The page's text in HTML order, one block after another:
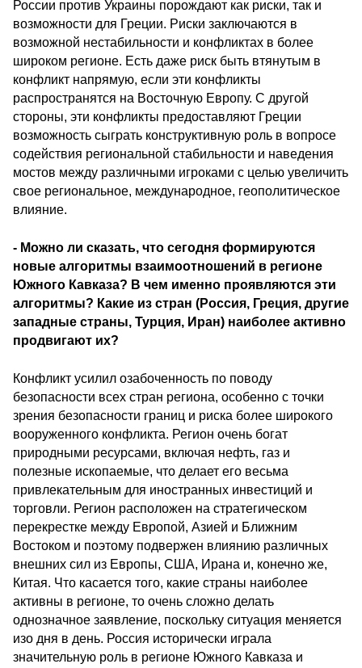
России против Украины порождают как риски, так и
возможности для Греции. Риски заключаются в
возможной нестабильности и конфликтах в более
широком регионе. Есть даже риск быть втянутым в
конфликт напрямую, если эти конфликты
распространятся на Восточную Европу. С другой
стороны, эти конфликты предоставляют Греции
возможность сыграть конструктивную роль в вопросе
содействия региональной стабильности и наведения
мостов между различными игроками с целью увеличить
свое региональное, международное, геополитическое
влияние.
- Можно ли сказать, что сегодня формируются
новые алгоритмы взаимоотношений в регионе
Южного Кавказа? В чем именно проявляются эти
алгоритмы? Какие из стран (Россия, Греция, другие
западные страны, Турция, Иран) наиболее активно
продвигают их?
Конфликт усилил озабоченность по поводу
безопасности всех стран региона, особенно с точки
зрения безопасности границ и риска более широкого
вооруженного конфликта. Регион очень богат
природными ресурсами, включая нефть, газ и
полезные ископаемые, что делает его весьма
привлекательным для иностранных инвестиций и
торговли. Регион расположен на стратегическом
перекрестке между Европой, Азией и Ближним
Востоком и поэтому подвержен влиянию различных
внешних сил из Европы, США, Ирана и, конечно же,
Китая. Что касается того, какие страны наиболее
активны в регионе, то очень сложно делать
однозначное заявление, поскольку ситуация меняется
изо дня в день. Россия исторически играла
значительную роль в регионе Южного Кавказа и